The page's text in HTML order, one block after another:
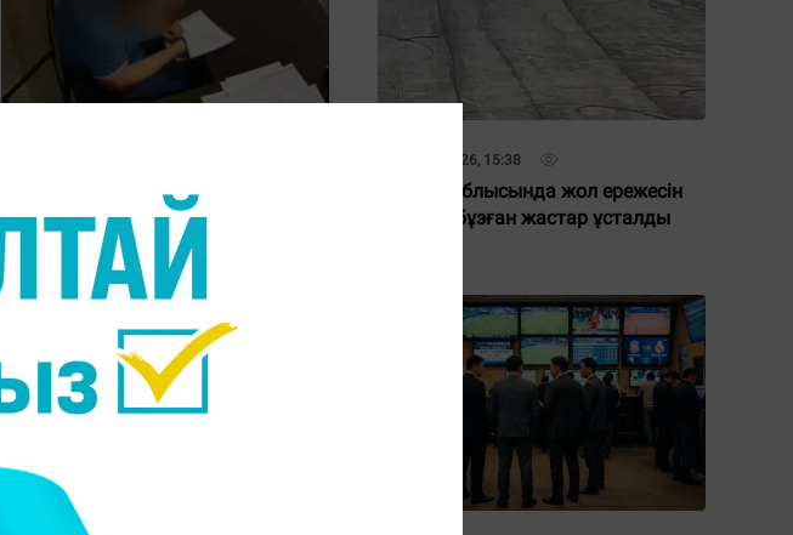
Ұлытау облысында тергеушіге пара
бермек болған кәсіпорын
директоры ұсталды
07 Шілде 2026, 15:38
Ұлытау облысында жол ережесін
өрескел бұзған жастар ұсталды